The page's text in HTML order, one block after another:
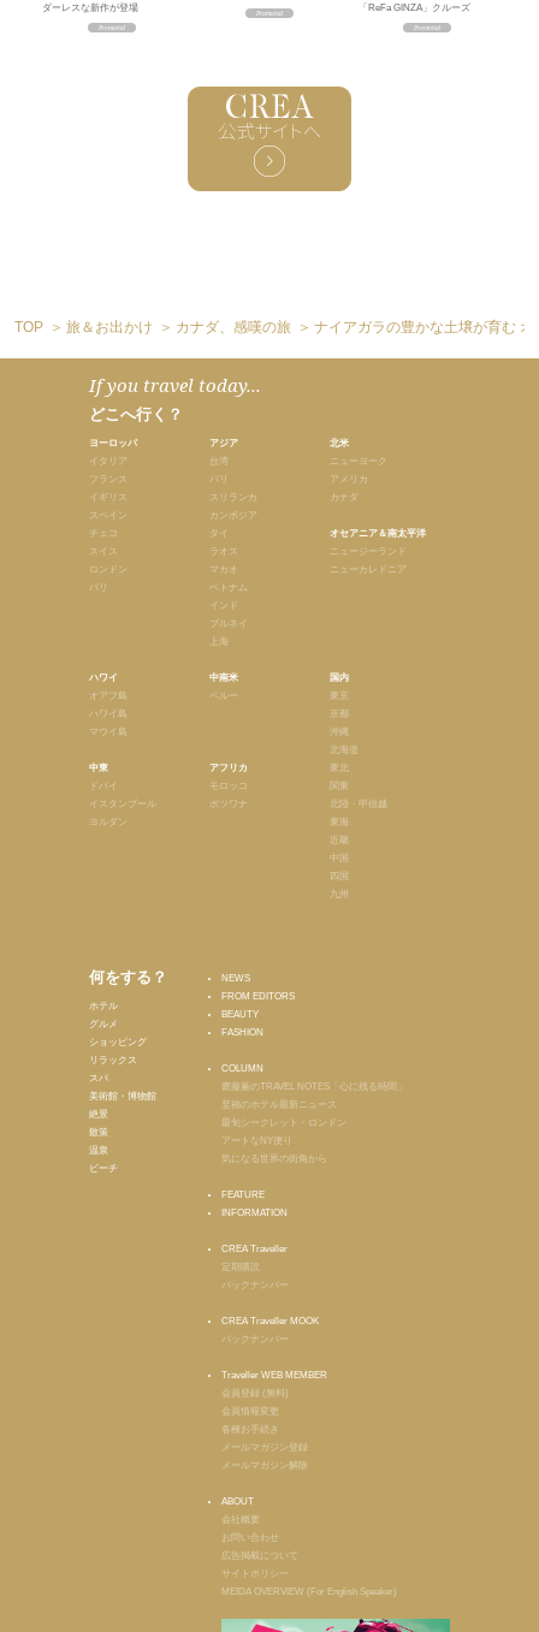
ダーレスな新作が登場
「ReFa GINZA」クルーズ
TOP 旅＆お出かけ カナダ、感嘆の旅 ナイアガラの豊かな土壌が育む
If you travel today...
どこへ行く？
ヨーロッパ
イタリア
フランス
イギリス
スペイン
チェコ
スイス
ロンドン
パリ
ハワイ
オアフ島
ハワイ島
マウイ島
中東
ドバイ
イスタンブール
ヨルダン
アジア
台湾
バリ
スリランカ
カンボジア
タイ
ラオス
マカオ
ベトナム
インド
ブルネイ
上海
中南米
ペルー
アフリカ
モロッコ
ボツワナ
北米
ニューヨーク
アメリカ
カナダ
オセアニア＆南太平洋
ニュージーランド
ニューカレドニア
国内
東京
京都
沖縄
北海道
東北
関東
北陸・甲信越
東海
近畿
中国
四国
九州
何をする？
ホテル
グルメ
ショッピング
リラックス
スパ
美術館・博物館
絶景
散策
温泉
ビーチ
NEWS
FROM EDITORS
BEAUTY
FASHION
COLUMN
齋藤薫のTRAVEL NOTES「心に残る時間」
至福のホテル最新ニュース
最旬シークレット・ロンドン
アートなNY便り
気になる世界の街角から
FEATURE
INFORMATION
CREA Traveller
定期購読
バックナンバー
CREA Traveller MOOK
バックナンバー
Traveller WEB MEMBER
会員登録 (無料)
会員情報変更
各種お手続き
メールマガジン登録
メールマガジン解除
ABOUT
会社概要
お問い合わせ
広告掲載について
サイトポリシー
MEIDA OVERVIEW (For English Speaker)